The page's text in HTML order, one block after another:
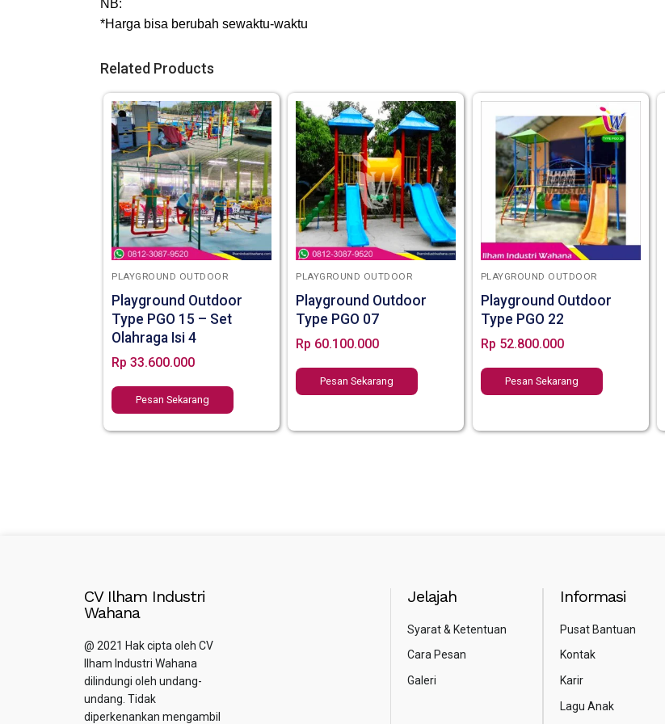
NB:
*Harga bisa berubah sewaktu-waktu
Related Products
PLAYGROUND OUTDOOR
Playground Outdoor
Type PGO 15 – Set
Olahraga Isi 4
Rp 33.600.000
Pesan Sekarang
PLAYGROUND OUTDOOR
Playground Outdoor
Type PGO 07
Rp 60.100.000
Pesan Sekarang
PLAYGROUND OUTDOOR
Playground Outdoor
Type PGO 22
Rp 52.800.000
Pesan Sekarang
CV Ilham Industri
Wahana
@ 2021 Hak cipta oleh CV
Ilham Industri Wahana
dilindungi oleh undang-
undang. Tidak
diperkenankan mengambil
Jelajah
Syarat & Ketentuan
Cara Pesan
Galeri
Informasi
Pusat Bantuan
Kontak
Karir
Lagu Anak